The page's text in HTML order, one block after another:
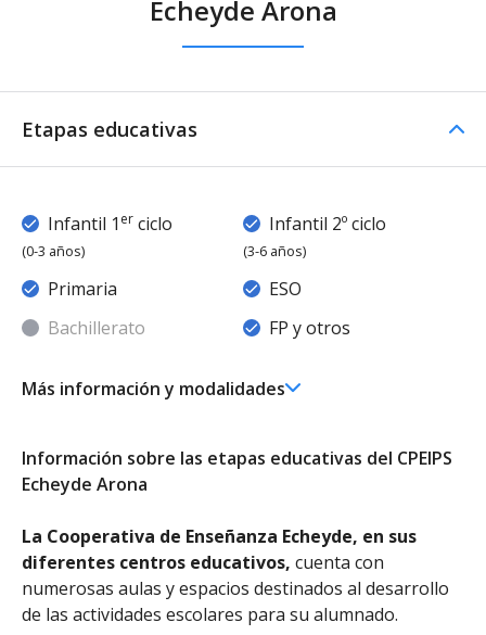
Echeyde Arona
Etapas educativas
Infantil 1 er ciclo
(0-3 años)
Infantil 2º ciclo
(3-6 años)
Primaria
ESO
Bachillerato
FP y otros
Más información y modalidades
- Concertado
Educación Primaria
Concertado
Educación Secundaria Obligatoria
Educación Secundaria Obligatoria - Diurno (Presencial) -
Concertado
Información sobre las etapas educativas del CPEIPS
Echeyde Arona
La Cooperativa de Enseñanza Echeyde, en sus
diferentes centros educativos, cuenta con
numerosas aulas y espacios destinados al desarrollo
de las actividades escolares para su alumnado.